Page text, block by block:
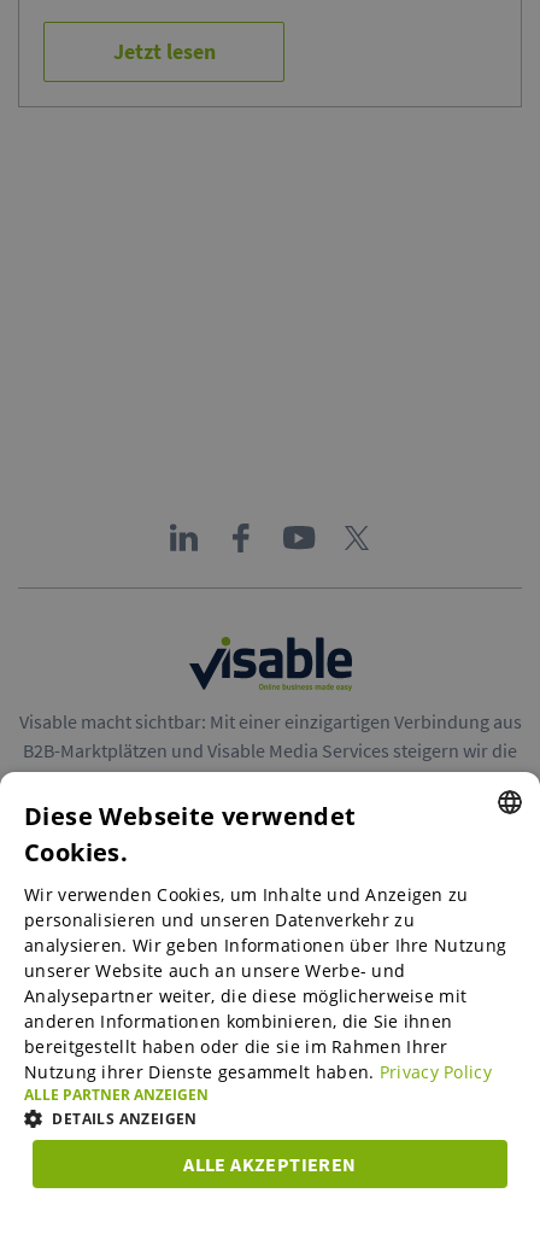
Jetzt lesen
Visable macht sichtbar: Mit einer einzigartigen Verbindung aus
B2B-Marktplätzen und Visable Media Services steigern wir die
Reichweite von Unternehmen in Europa.
B2B-Marktplätze
Visable Media Services
Mittelstands-Monitor
Karriere
ENGLISH
GERMAN
SPANISH
FRENCH
ITALIAN
ESTONIAN
Diese Webseite verwendet
Cookies.
Wir verwenden Cookies, um Inhalte und Anzeigen zu
personalisieren und unseren Datenverkehr zu
analysieren. Wir geben Informationen über Ihre Nutzung
unserer Website auch an unsere Werbe- und
Analysepartner weiter, die diese möglicherweise mit
anderen Informationen kombinieren, die Sie ihnen
bereitgestellt haben oder die sie im Rahmen Ihrer
Nutzung ihrer Dienste gesammelt haben. Privacy Policy
ALLE PARTNER ANZEIGEN
DETAILS ANZEIGEN
ALLE AKZEPTIEREN
UNBEDINGT